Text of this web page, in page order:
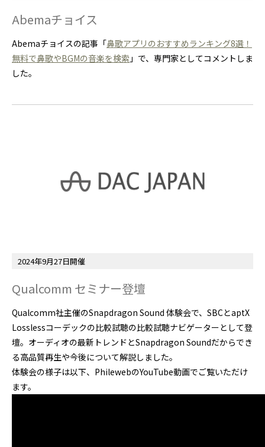
Abemaチョイス
Abemaチョイスの記事「鼻歌アプリのおすすめランキング8選！
無料で鼻歌やBGMの音楽を検索 」で、専門家としてコメントしま
した。
2024年9月27日開催
Qualcomm セミナー登壇
Qualcomm社主催のSnapdragon Sound 体験会で、SBCとaptX
Losslessコーデックの比較試聴の比較試聴ナビゲーターとして登
壇。オーディオの最新トレンドとSnapdragon Soundだからでき
る高品質再生や今後について解説しました。
体験会の様子は以下、PhilewebのYouTube動画でご覧いただけ
ます。